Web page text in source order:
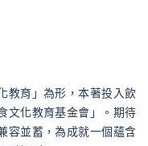
教育」為形，本著投入飲
文化教育基金會」。期待
容並蓄，為成就一個蘊含